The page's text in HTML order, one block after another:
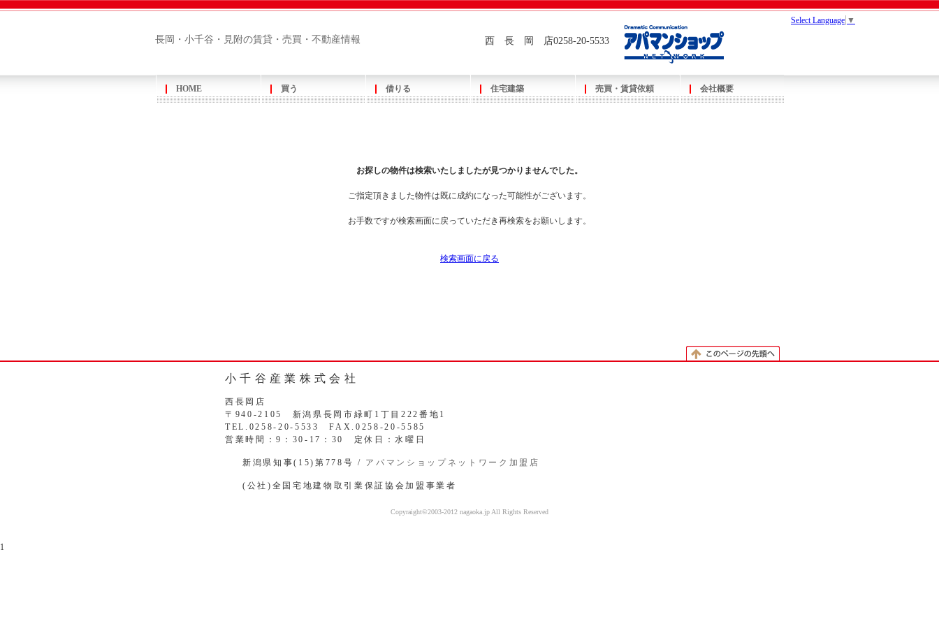
Select Language ▼
長岡・小千谷・見附の賃貸・売買・不動産情報 西 長 岡 店0258-20-5533
HOME 買う 借りる 住宅建築 売買・賃貸依頼 会社概要
お探しの物件は検索いたしましたが見つかりませんでした。
ご指定頂きました物件は既に成約になった可能性がございます。
お手数ですが検索画面に戻っていただき再検索をお願いします。
検索画面に戻る
小千谷産業株式会社
西長岡店
〒940-2105 新潟県長岡市緑町1丁目222番地1
TEL.0258-20-5533 FAX.0258-20-5585
営業時間：9：30-17：30 定休日：水曜日
新潟県知事(15)第778号 / アパマンショップネットワーク加盟店
(公社)全国宅地建物取引業保証協会加盟事業者
Copyraight©2003-2012 nagaoka.jp All Rights Reserved
1